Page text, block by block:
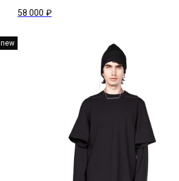
58 000 ₽
new